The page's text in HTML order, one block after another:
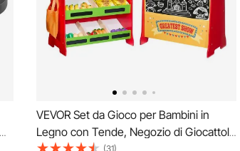
VEVOR Set da Gioco per Bambini in
Legno con Tende, Negozio di Giocattoli
(31)